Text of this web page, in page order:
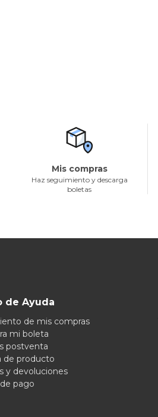
Mis compras
Haz seguimiento y descarga
boletas
de Ayuda
de mis compras
mi boleta
postventa
de producto
y devoluciones
pago